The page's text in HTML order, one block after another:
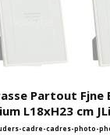
Partout Fjne
L18xH23 cm
cadre-cadres-photo-